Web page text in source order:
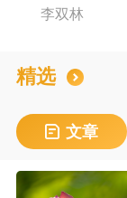
李双林
精选
文章